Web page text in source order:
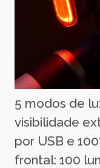
5 modos de
visibilidade
por USB e
frontal: 100